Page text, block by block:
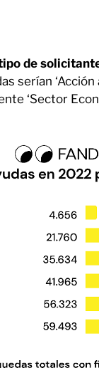
de
serían ‘Acción
‘Sector